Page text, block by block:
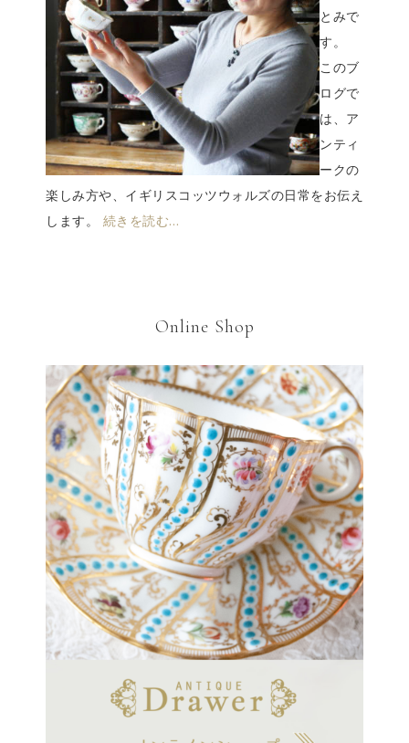
とみで
す。
このブ
ログで
は、ア
ンティ
ークの
楽しみ方や、イギリスコッツウォルズの日常をお伝え
します。 続きを読む…
Online Shop